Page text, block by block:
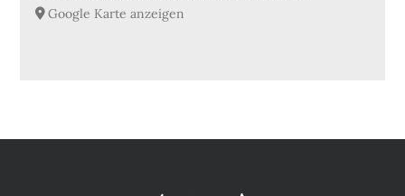
Google Karte anzeigen